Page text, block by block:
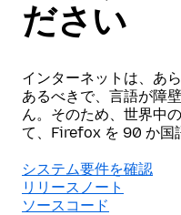
ださい
インターネットは、あ
あるべきで、言語が障
ん。そのため、世界中
て、Firefox を 90 か国
システム要件を確認
リリースノート
ソースコード